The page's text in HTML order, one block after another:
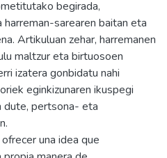
begirada,
harreman-sarearen baitan eta
Artikuluan zehar, harremanen
maltzur eta birtuosoen
izatera gonbidatu nahi
eginkizunaren ikuspegi
dute, pertsona- eta
una idea que